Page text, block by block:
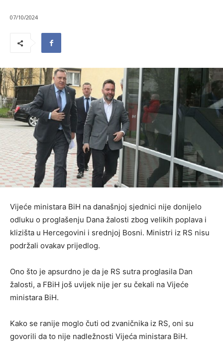
07/10/2024
Vijeće ministara BiH na današnjoj sjednici nije donijelo
odluku o proglašenju Dana žalosti zbog velikih poplava i
klizišta u Hercegovini i srednjoj Bosni. Ministri iz RS nisu
podržali ovakav prijedlog.
Ono što je apsurdno je da je RS sutra proglasila Dan
žalosti, a FBiH još uvijek nije jer su čekali na Vijeće
ministara BiH.
Kako se ranije moglo čuti od zvaničnika iz RS, oni su
govorili da to nije nadležnosti Vijeća ministara BiH.